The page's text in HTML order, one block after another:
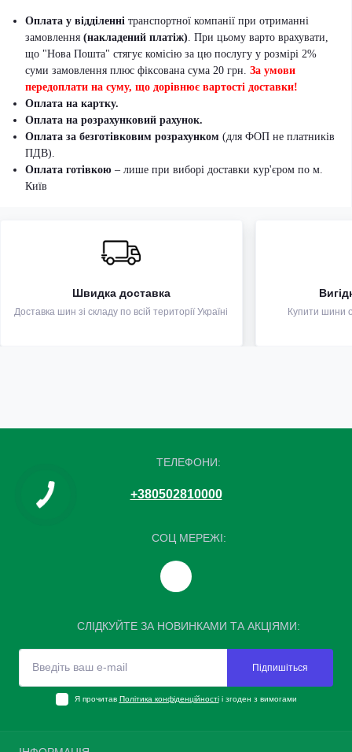
Оплата у відділенні транспортної компанії при отриманні
замовлення (накладений платіж). При цьому варто врахувати,
що "Нова Пошта" стягує комісію за цю послугу у розмірі 2%
суми замовлення плюс фіксована сума 20 грн. За умови
передоплати на суму, що дорівнює вартості доставки!
Оплата на картку.
Оплата на розрахунковий рахунок.
Оплата за безготівковим розрахунком (для ФОП не платників
ПДВ).
Оплата готівкою – лише при виборі доставки кур'єром по м.
Київ
Швидка доставка
Доставка шин зі складу по всій території Україні Купити шини
ТЕЛЕФОНИ:
+380502810000
СОЦ МЕРЕЖІ:
СЛІДКУЙТЕ ЗА НОВИНКАМИ ТА АКЦІЯМИ:
Підпишіться
Я прочитав Політика конфіденційностіі згоден з вимогами